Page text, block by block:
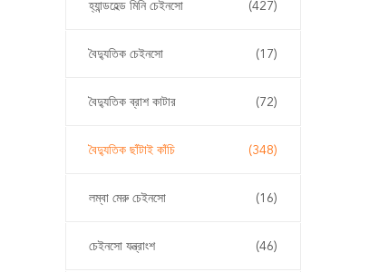
হ্যান্ডহেল্ড মিনি চেইনসো (427)
বৈদ্যুতিক চেইনসো (17)
বৈদ্যুতিক ব্রাশ কাটার (72)
বৈদ্যুতিক ছাঁটাই কাঁচি (348)
লম্বা মেরু চেইনসো (16)
চেইনসো যন্ত্রাংশ (46)